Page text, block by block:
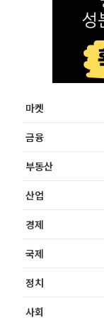
마켓
금융
부동산
산업
경제
국제
정치
사회